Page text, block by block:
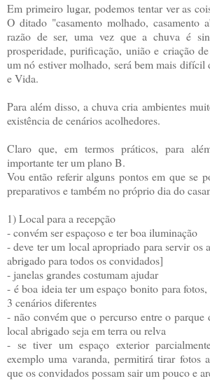
Em primeiro lugar, podemos tentar ver as
O ditado "casamento molhado, casamento
razão de ser, uma vez que a chuva é
prosperidade, purificação, união e criação
um nó estiver molhado, será bem mais difícil
e Vida.
Para além disso, a chuva cria ambientes
existência de cenários acolhedores.
Claro que, em termos práticos, para
importante ter um plano B.
Vou então referir alguns pontos em que se
preparativos e também no próprio dia do
1) Local para a recepção
- convém ser espaçoso e ter boa iluminação
- deve ter um local apropriado para servir os
abrigado para todos os convidados]
- janelas grandes costumam ajudar
- é boa ideia ter um espaço bonito para
3 cenários diferentes
- não convém que o percurso entre o parque
local abrigado seja em terra ou relva
- se tiver um espaço exterior
exemplo uma varanda, permitirá tirar fotos
que os convidados possam sair um pouco e